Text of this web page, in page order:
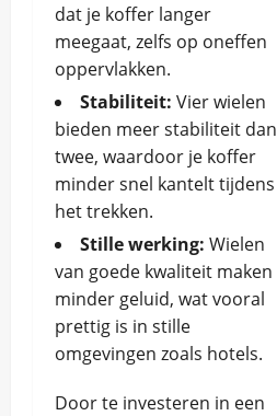
dat je koffer langer
meegaat, zelfs op oneffen
oppervlakken.
Stabiliteit: Vier wielen
bieden meer stabiliteit dan
twee, waardoor je koffer
minder snel kantelt tijdens
het trekken.
Stille werking: Wielen
van goede kwaliteit maken
minder geluid, wat vooral
prettig is in stille
omgevingen zoals hotels.
Door te investeren in een